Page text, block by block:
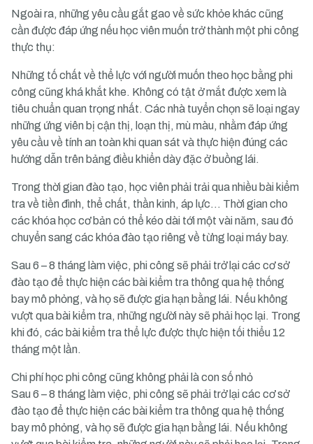
Ngoài ra, những yêu cầu gắt gao về sức khỏe khác cũng
cần được đáp ứng nếu học viên muốn trở thành một phi công
thực thụ:
Những tố chất về thể lực với người muốn theo học bằng phi
công cũng khá khắt khe. Không có tật ở mắt được xem là
tiêu chuẩn quan trọng nhất. Các nhà tuyển chọn sẽ loại ngay
những ứng viên bị cận thị, loạn thị, mù màu, nhằm đáp ứng
yêu cầu về tính an toàn khi quan sát và thực hiện đúng các
hướng dẫn trên bảng điều khiển dày đặc ở buồng lái.
Trong thời gian đào tạo, học viên phải trải qua nhiều bài kiểm
tra về tiền đình, thể chất, thần kinh, áp lực… Thời gian cho
các khóa học cơ bản có thể kéo dài tới một vài năm, sau đó
chuyển sang các khóa đào tạo riêng về từng loại máy bay.
Sau 6 – 8 tháng làm việc, phi công sẽ phải trở lại các cơ sở
đào tạo để thực hiện các bài kiểm tra thông qua hệ thống
bay mô phỏng, và họ sẽ được gia hạn bằng lái. Nếu không
vượt qua bài kiểm tra, những người này sẽ phải học lại. Trong
khi đó, các bài kiểm tra thể lực được thực hiện tối thiểu 12
tháng một lần.
Chi phí học phi công cũng không phải là con số nhỏ
Sau 6 – 8 tháng làm việc, phi công sẽ phải trở lại các cơ sở
đào tạo để thực hiện các bài kiểm tra thông qua hệ thống
bay mô phỏng, và họ sẽ được gia hạn bằng lái. Nếu không